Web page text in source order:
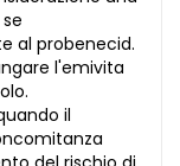
al probenecid.
l'emivita
il